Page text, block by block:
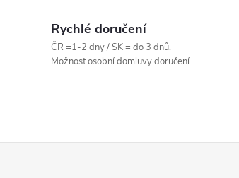
Rychlé doručení
ČR =1-2 dny / SK = do 3 dnů.
Možnost osobní domluvy doručení